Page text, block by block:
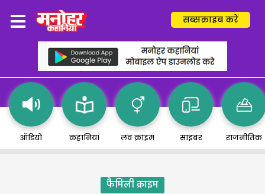
सब्सक्राइब करें
ऑडियो कहानियां लव क्राइम साइबर राजनीतिक
फैमिली क्राइम